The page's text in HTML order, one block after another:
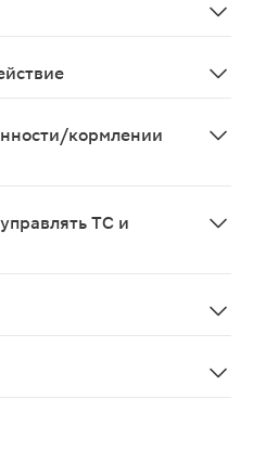
кормлении
ТС и